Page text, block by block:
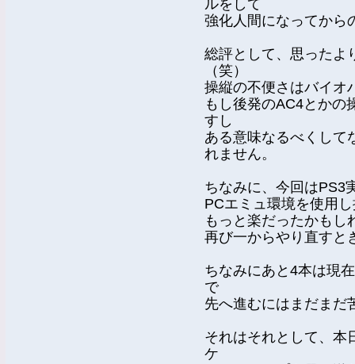
ルをして
強化人間になってから
総評として、思ったよ
（笑）
操縦の不便さはバイオ
もし後発のAC4とかの
すし
ある意味なるべくして
れません。
ちなみに、今回はPS3
PCエミュ環境を使用
もっと楽だったかもし
再び一からやり直すと
ちなみにあと4本は現
で
先へ進むにはまだまだ
それはそれとして、本
ケ